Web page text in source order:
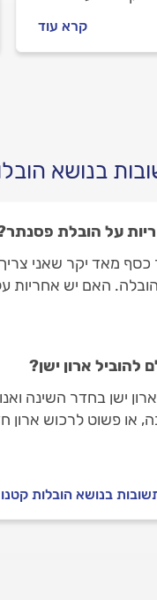
קרא עוד
בנושא
על הובלת
כסף מאד יקר שאני
האם יש אחריות
ארון ישן?
ישן בחדר השינה
או פשוט לרכוש ארון
בנושא הובלות